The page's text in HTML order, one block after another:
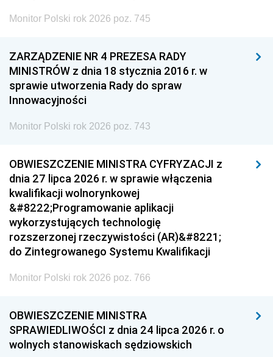
Monitor Polski rok 2026 poz. 745
ZARZĄDZENIE NR 4 PREZESA RADY
MINISTRÓW z dnia 18 stycznia 2016 r. w
sprawie utworzenia Rady do spraw
Innowacyjności
Monitor Polski rok 2026 poz. 743
OBWIESZCZENIE MINISTRA CYFRYZACJI z
dnia 27 lipca 2026 r. w sprawie włączenia
kwalifikacji wolnorynkowej
&#8222;Programowanie aplikacji
wykorzystujących technologię
rozszerzonej rzeczywistości (AR)&#8221;
do Zintegrowanego Systemu Kwalifikacji
Monitor Polski rok 2026 poz. 766
OBWIESZCZENIE MINISTRA
SPRAWIEDLIWOŚCI z dnia 24 lipca 2026 r. o
wolnych stanowiskach sędziowskich